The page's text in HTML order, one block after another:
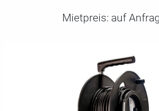
Mietpreis: auf